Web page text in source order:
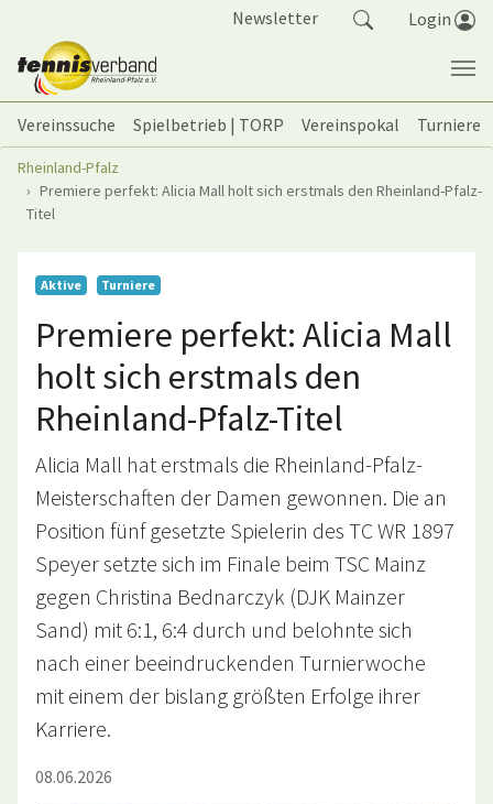
Newsletter Login
Vereinssuche Spielbetrieb | TORP Vereinspokal
Turniere
Sie sind hier:
Rheinland-Pfalz
Premiere perfekt: Alicia Mall holt sich erstmals den Rheinland-Pfalz-
Titel
Aktive Turniere
Premiere perfekt: Alicia Mall
holt sich erstmals den
Rheinland-Pfalz-Titel
Alicia Mall hat erstmals die Rheinland-Pfalz-
Meisterschaften der Damen gewonnen. Die an
Position fünf gesetzte Spielerin des TC WR 1897
Speyer setzte sich im Finale beim TSC Mainz
gegen Christina Bednarczyk (DJK Mainzer
Sand) mit 6:1, 6:4 durch und belohnte sich
nach einer beeindruckenden Turnierwoche
mit einem der bislang größten Erfolge ihrer
Karriere.
08.06.2026